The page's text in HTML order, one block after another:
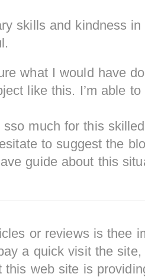
skills and kindness
what I would have
like this. I’m able
sso much for this
to suggest the
guide about this
or reviews is thee
a quick visit the site,
this web site is